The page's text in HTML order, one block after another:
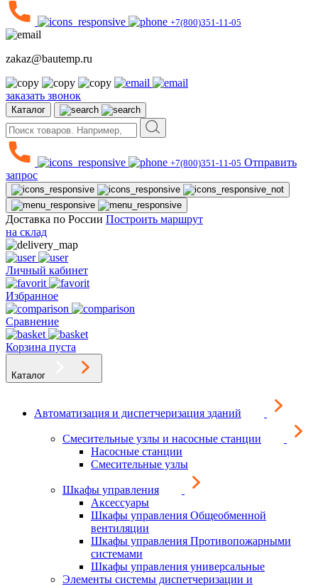
+7(800)351-11-05
zakaz@bautemp.ru
заказать звонок
Каталог
+7(800)351-11-05 Отправить
запрос
Доставка по России Построить маршрут
на склад
Личный кабинет
Избранное
Сравнение
Корзина пуста
Каталог
Автоматизация и диспетчеризация зданий
Смесительные узлы и насосные станции
Насосные станции
Смесительные узлы
Шкафы управления
Аксессуары
Шкафы управления Общеобменной
вентиляции
Шкафы управления Противопожарными
системами
Шкафы управления универсальные
Элементы системы диспетчеризации и